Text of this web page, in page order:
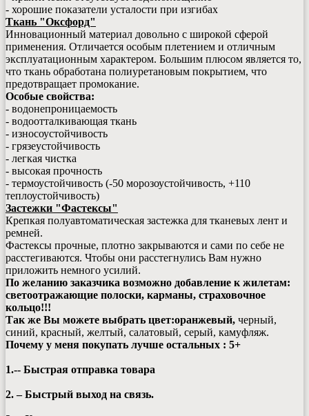
- хорошие показатели усталости при изгибах
Ткань "Оксфорд"
Инновационный материал довольно с широкой сферой
применения. Отличается особым плетением и отличным
эксплуатационным характером. Большим плюсом является то,
что ткань обработана полиуретановым покрытием, что
предотвращает промокание.
Особые свойства:
- водонепроницаемость
- водоотталкивающая ткань
- износоустойчивость
- грязеустойчивость
- легкая чистка
- высокая прочность
- термоустойчивость (-50 морозоустойчивость, +110
теплоустойчивость)
Застежки "Фастексы"
Крепкая полуавтоматическая застежка для тканевых лент и
ремней.
Фастексы прочные, плотно закрываются и сами по себе не
расстегиваются. Чтобы они расстегнулись Вам нужно
приложить немного усилий.
По желанию заказчика возможно добавление к жилетам:
светоотражающие полоски, карманы, страховочное
кольцо!!!
Так же Вы можете выбрать цвет:оранжевый, черный,
синий, красный, желтый, салатовый, серый, камуфляж.
Почему у меня покупать лучше остальных : 5+
1.-- Быстрая отправка товара
2. – Быстрый выход на связь.